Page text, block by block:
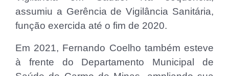
assumiu a Gerência de Vigilância Sanitária,
função exercida até o fim de 2020.
Em 2021, Fernando Coelho também esteve
à frente do Departamento Municipal de